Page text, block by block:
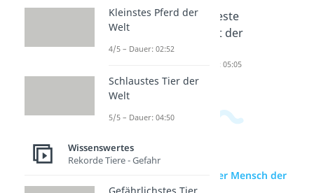
Kleinste
s Land
der Welt
Heißeste
Welt
Kälteste
r Ort der
Dauer: 05:05
zur Videoseite: Kleinster Mensch der
Welt
Kleinstes Pferd der
Welt
4/5 – Dauer: 02:52
Schlaustes Tier der
Welt
5/5 – Dauer: 04:50
Wissenswertes
Rekorde Tiere - Gefahr
Gefährlichstes Tier